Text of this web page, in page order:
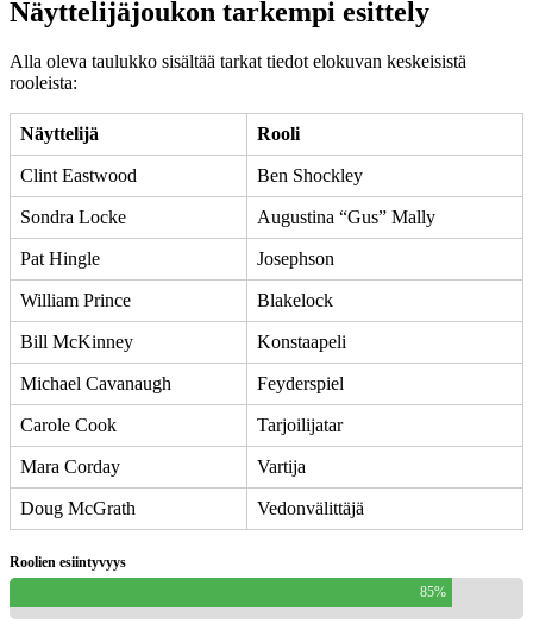
Näyttelijäjoukon tarkempi esittely
Alla oleva taulukko sisältää tarkat tiedot elokuvan keskeisistä
rooleista:
Näyttelijä Rooli
Clint Eastwood Ben Shockley
Sondra Locke Augustina “Gus” Mally
Pat Hingle Josephson
William Prince Blakelock
Bill McKinney Konstaapeli
Michael Cavanaugh Feyderspiel
Carole Cook Tarjoilijatar
Mara Corday Vartija
Doug McGrath Vedonvälittäjä
Roolien esiintyvyys
85%